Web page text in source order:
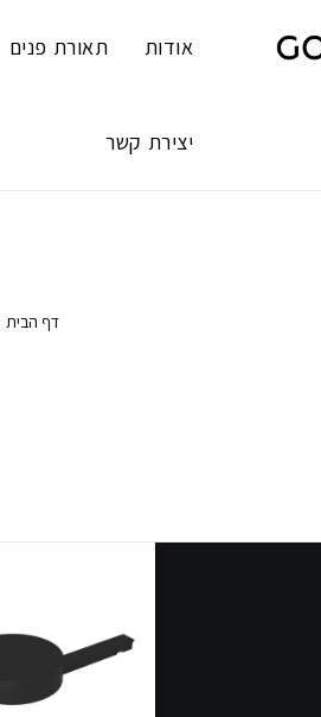
אודות תאורת פנים
יצירת קשר
דף הבית